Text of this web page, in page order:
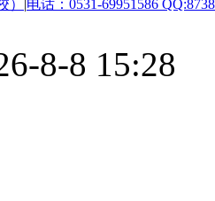
） |电话：0531-69951586
8-8 15:28